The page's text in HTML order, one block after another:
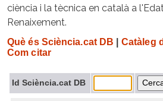
ciència i la tècnica en català a
Renaixement.
Què és Sciència.cat DB Catàleg
Com citar
Id Sciència.cat DB